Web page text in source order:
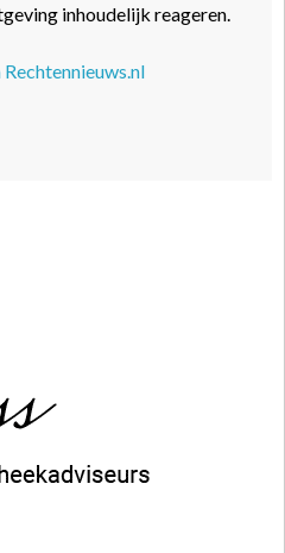
inhoudelijk reageren.